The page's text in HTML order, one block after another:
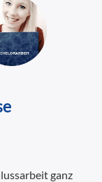
ganz